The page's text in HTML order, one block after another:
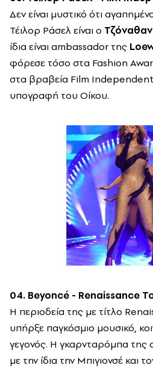
Δεν είναι μυστικό ότι
Τέιλορ Ράσελ είναι ο
ίδια είναι ambassador της
φόρεσε τόσο στα Fashion
στα βραβεία Film Independent
υπογραφή του Οίκου.
04. Beyoncé - Renaissance
Η περιοδεία της με τίτλο
υπήρξε παγκόσμιο μουσικό,
γεγονός. Η γκαρνταρόμπα της
με την ίδια την Μπιγιονσέ και